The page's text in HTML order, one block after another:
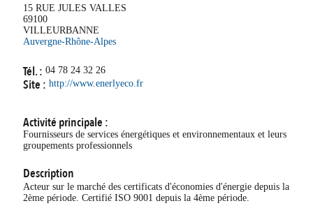
15 RUE JULES VALLES
69100
VILLEURBANNE
Auvergne-Rhône-Alpes
Tél. : 04 78 24 32 26
Site : http://www.enerlyeco.fr
Activité principale :
Fournisseurs de services énergétiques et environnementaux et leurs
groupements professionnels
Description
Acteur sur le marché des certificats d'économies d'énergie depuis la
2ème période. Certifié ISO 9001 depuis la 4ème période.